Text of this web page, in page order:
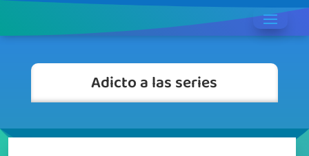
Adicto a las series